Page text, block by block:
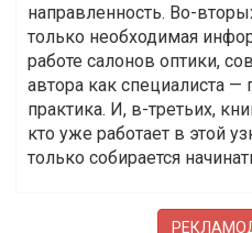
направленность. Во-
только необходимая
работе салонов оптики,
автора как специалиста —
практика. И, в-третьих,
кто уже работает в этой
только собирается